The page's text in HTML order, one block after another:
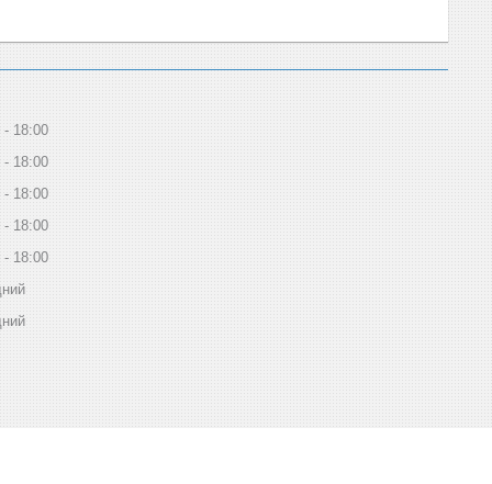
18:00
18:00
18:00
18:00
18:00